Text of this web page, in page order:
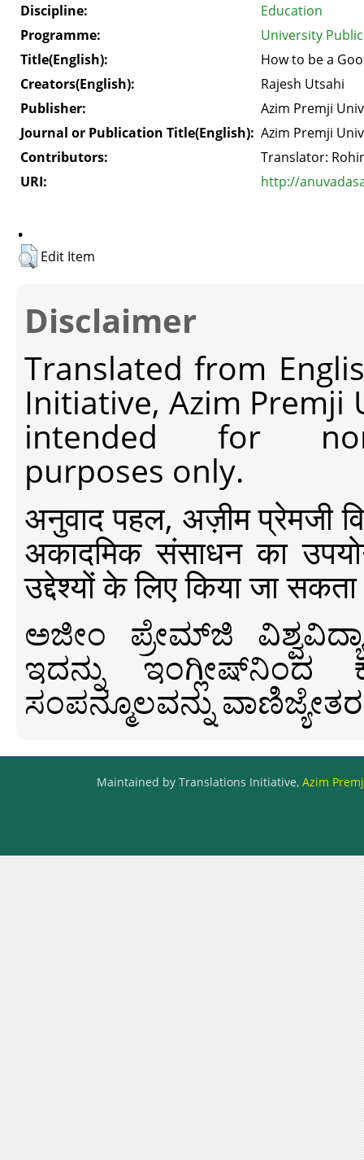
Discipline:
Education
Programme:
University
Title(English):
How to be a
Creators(English):
Rajesh Utsahi
Publisher:
Azim Premji
Journal or Publication Title(English): Azim Premji
Contributors:
Translator:
URI:
http://
.
Edit Item
Disclaimer
Translated from
Initiative, Azim Premji
intended for non-
purposes only.
अनुवाद पहल, अज़ीम प्रेमजी
अकादमिक संसाधन का
उद्देश्यों के लिए किया जा
ಅಜೀಂ ಪ್ರೇಮ್‍ಜಿ
ಇದನ್ನು ಇಂಗ್ಲೀಷ್‍ನಿಂದ
ಸಂಪನ್ಮೂಲವನ್ನು
Maintained by Translations Initiative, Azim